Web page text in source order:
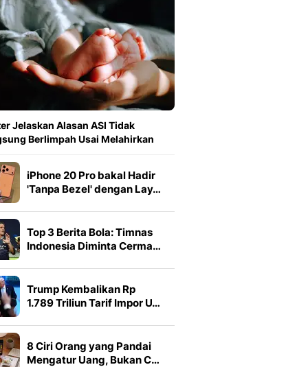
Jelaskan Alasan ASI Tidak
Berlimpah Usai Melahirkan
iPhone 20 Pro bakal Hadir
'Tanpa Bezel' dengan Lay…
Top 3 Berita Bola: Timnas
Indonesia Diminta Cerma…
Trump Kembalikan Rp
1.789 Triliun Tarif Impor U…
8 Ciri Orang yang Pandai
Mengatur Uang, Bukan C…